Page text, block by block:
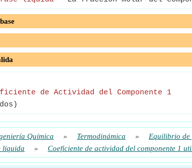
de Actividad del Componente 1
Química » Termodinámica » Equilibrio de
líquida
» Coeficiente de actividad del componente 1